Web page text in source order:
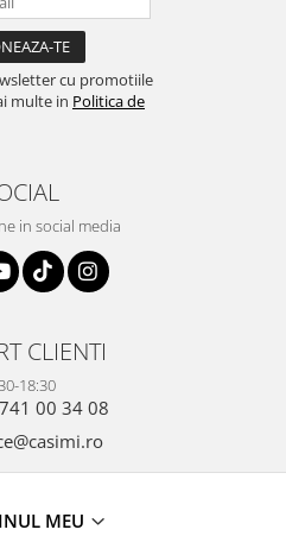
cu promotiile
multe in Politica de
in social media
CLIENTI
18:30
00 34 08
MEU